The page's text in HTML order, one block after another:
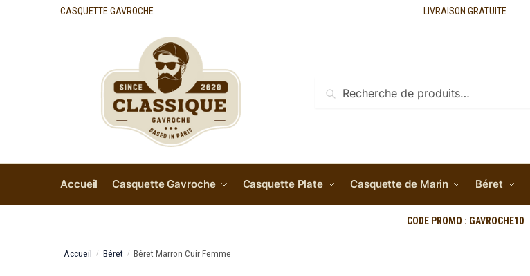
CASQUETTE GAVROCHE LIVRAISON GRATUITE
Recherche
Accueil Casquette Gavroche Casquette Plate Casquette de Marin Béret
CODE PROMO : GAVROCHE10
Accueil / Béret / Béret Marron Cuir Femme